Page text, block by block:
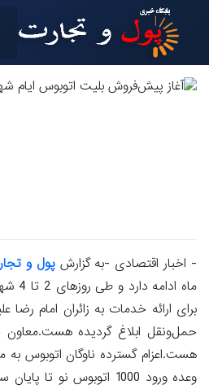
- اخبار اقتصادی -به گزارشپول و
برای ارائه خدمات به زائران امام رضا
حمل‌ونقل ابلاغ گردیده هست.معاون